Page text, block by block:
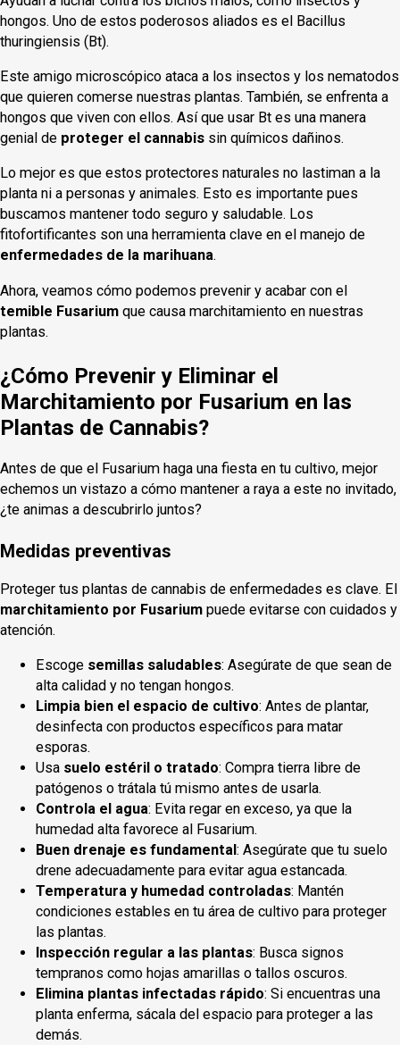
hongos. Uno de estos poderosos aliados es el Bacillus
thuringiensis (Bt).
Este amigo microscópico ataca a los insectos y los nematodos
que quieren comerse nuestras plantas. También, se enfrenta a
hongos que viven con ellos. Así que usar Bt es una manera
genial de proteger el cannabis sin químicos dañinos.
Lo mejor es que estos protectores naturales no lastiman a la
planta ni a personas y animales. Esto es importante pues
buscamos mantener todo seguro y saludable. Los
fitofortificantes son una herramienta clave en el manejo de
enfermedades de la marihuana.
Ahora, veamos cómo podemos prevenir y acabar con el
temible Fusarium que causa marchitamiento en nuestras
plantas.
¿Cómo Prevenir y Eliminar el
Marchitamiento por Fusarium en las
Plantas de Cannabis?
Antes de que el Fusarium haga una fiesta en tu cultivo, mejor
echemos un vistazo a cómo mantener a raya a este no invitado,
¿te animas a descubrirlo juntos?
Medidas preventivas
Proteger tus plantas de cannabis de enfermedades es clave. El
marchitamiento por Fusarium puede evitarse con cuidados y
atención.
Escoge semillas saludables: Asegúrate de que sean de
alta calidad y no tengan hongos.
Limpia bien el espacio de cultivo: Antes de plantar,
desinfecta con productos específicos para matar
esporas.
Usa suelo estéril o tratado: Compra tierra libre de
patógenos o trátala tú mismo antes de usarla.
Controla el agua: Evita regar en exceso, ya que la
humedad alta favorece al Fusarium.
Buen drenaje es fundamental: Asegúrate que tu suelo
drene adecuadamente para evitar agua estancada.
Temperatura y humedad controladas: Mantén
condiciones estables en tu área de cultivo para proteger
las plantas.
Inspección regular a las plantas: Busca signos
tempranos como hojas amarillas o tallos oscuros.
Elimina plantas infectadas rápido: Si encuentras una
planta enferma, sácala del espacio para proteger a las
demás.